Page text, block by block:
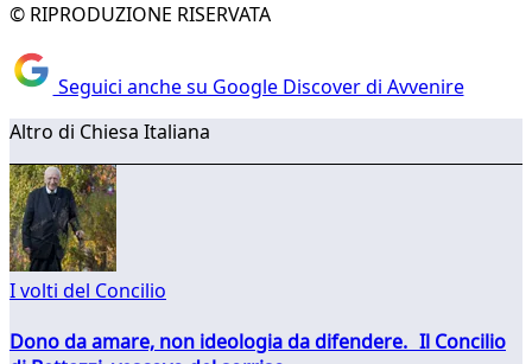
© RIPRODUZIONE RISERVATA
Seguici anche su Google Discover di Avvenire
Altro di Chiesa Italiana
I volti del Concilio
Dono da amare, non ideologia da difendere. Il Concilio